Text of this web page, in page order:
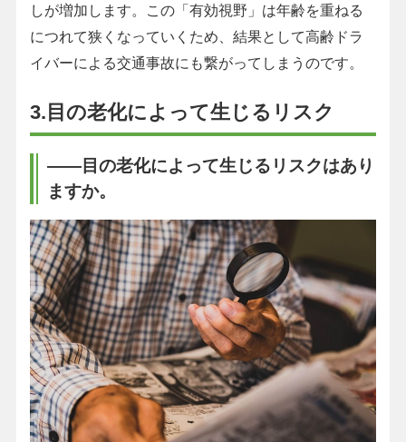
しが増加します。この「有効視野」は年齢を重ねる
につれて狭くなっていくため、結果として高齢ドラ
イバーによる交通事故にも繋がってしまうのです。
3.目の老化によって生じるリスク
――目の老化によって生じるリスクはあり
ますか。